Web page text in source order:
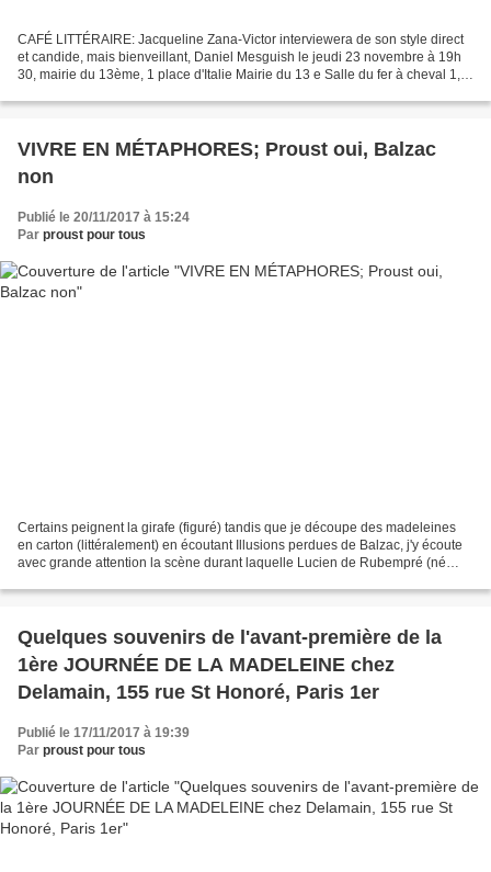
CAFÉ LITTÉRAIRE: Jacqueline Zana-Victor interviewera de son style direct
et candide, mais bienveillant, Daniel Mesguish le jeudi 23 novembre à 19h
30, mairie du 13ème, 1 place d'Italie Mairie du 13 e Salle du fer à cheval 1,
VIVRE EN MÉTAPHORES; Proust oui, Balzac
non
Publié le 20/11/2017 à 15:24
Par proust pour tous
Certains peignent la girafe (figuré) tandis que je découpe des madeleines
en carton (littéralement) en écoutant Illusions perdues de Balzac, j'y écoute
avec grande attention la scène durant laquelle Lucien de Rubempré (né
Quelques souvenirs de l'avant-première de la
1ère JOURNÉE DE LA MADELEINE chez
Delamain, 155 rue St Honoré, Paris 1er
Publié le 17/11/2017 à 19:39
Par proust pour tous